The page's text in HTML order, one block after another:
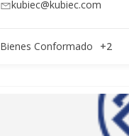
kubiec@kubiec.com
Bienes Conformado +2